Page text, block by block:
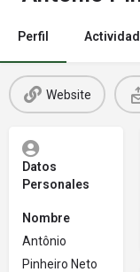
Perfil
Website
Datos
Personales
Nombre
Antônio
Pinheiro Neto